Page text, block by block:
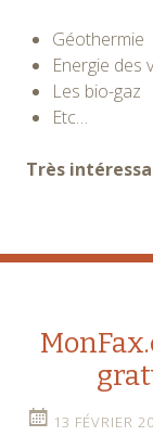
Géothermie
Energie des
Les bio-gaz
Etc…
Très
13 FÉVRIER